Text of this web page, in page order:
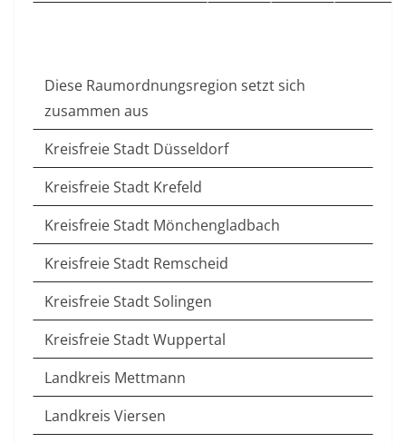
Diese Raumordnungsregion setzt sich
zusammen aus
Kreisfreie Stadt Düsseldorf
Kreisfreie Stadt Krefeld
Kreisfreie Stadt Mönchengladbach
Kreisfreie Stadt Remscheid
Kreisfreie Stadt Solingen
Kreisfreie Stadt Wuppertal
Landkreis Mettmann
Landkreis Viersen